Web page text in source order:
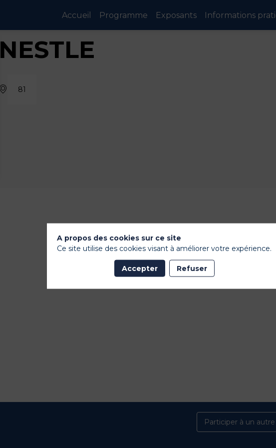
Accueil Programme Exposants Informations
NESTLE
81
Participer à un
A propos des cookies sur ce site
Ce site utilise des cookies visant à améliorer votre expérience.
Accepter Refuser